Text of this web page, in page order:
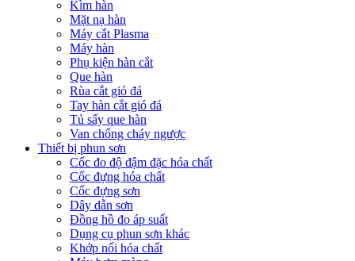
Kìm hàn
Mặt nạ hàn
Máy cắt Plasma
Máy hàn
Phụ kiện hàn cắt
Que hàn
Rùa cắt gió đá
Tay hàn cắt gió đá
Tủ sấy que hàn
Van chống cháy ngược
Thiết bị phun sơn
Cốc đo độ đậm đặc hóa chất
Cốc đựng hóa chất
Cốc đựng sơn
Dây dẫn sơn
Đồng hồ đo áp suất
Dụng cụ phun sơn khác
Khớp nối hóa chất